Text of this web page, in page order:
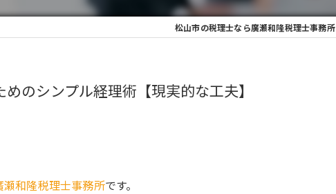
松山市の税理士なら廣瀬和隆税理士事務所
のシンプル経理術【現実的な工夫】
瀬和隆税理士事務所です。